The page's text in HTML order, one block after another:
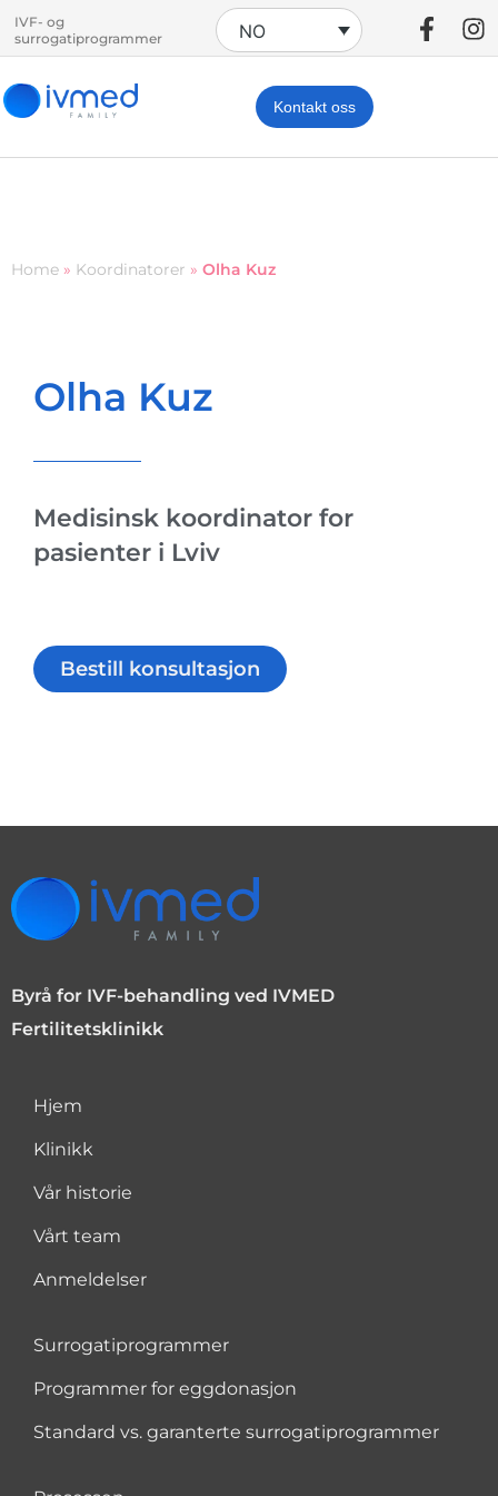
IVF- og
surrogatiprogrammer
NO
Kontakt oss
Home » Koordinatorer » Olha Kuz
Olha Kuz
Medisinsk koordinator for
pasienter i Lviv
Bestill konsultasjon
Byrå for IVF-behandling ved IVMED
Fertilitetsklinikk
Hjem
Klinikk
Vår historie
Vårt team
Anmeldelser
Surrogatiprogrammer
Programmer for eggdonasjon
Standard vs. garanterte surrogatiprogrammer